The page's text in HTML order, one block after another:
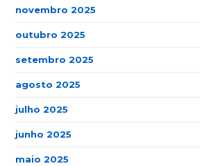
novembro 2025
outubro 2025
setembro 2025
agosto 2025
julho 2025
junho 2025
maio 2025